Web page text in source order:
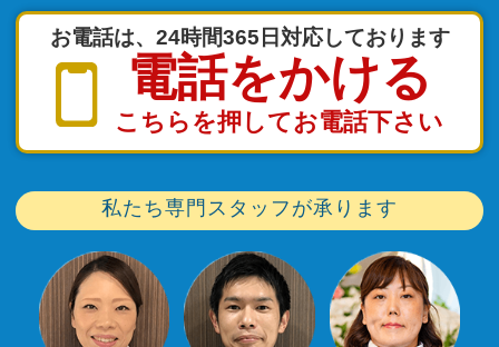
お電話は、24時間365日対応しております
電話をかける
こちらを押してお電話下さい
私たち専門スタッフが承ります